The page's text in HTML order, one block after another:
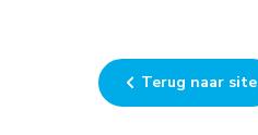
Terug naar site